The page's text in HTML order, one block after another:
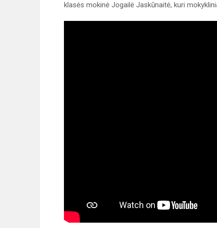
klasės mokinė Jogailė Jaskūnaitė, kuri